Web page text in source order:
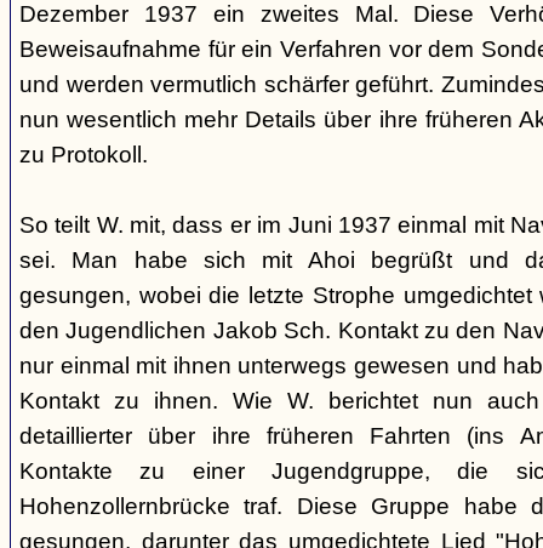
Dezember 1937 ein zweites Mal. Diese
Beweisaufnahme für ein Verfahren vor dem
und werden vermutlich schärfer geführt.
nun wesentlich mehr Details über ihre früheren
zu Protokoll.
So teilt W. mit, dass er im Juni 1937 einmal mit
sei. Man habe sich mit Ahoi begrüßt und
gesungen, wobei die letzte Strophe
den Jugendlichen Jakob Sch. Kontakt zu den
nur einmal mit ihnen unterwegs gewesen und
Kontakt zu ihnen. Wie W. berichtet nun
detaillierter über ihre früheren Fahrten (ins
Kontakte zu einer Jugendgruppe, die
Hohenzollernbrücke traf. Diese Gruppe habe
gesungen, darunter das umgedichtete Lied